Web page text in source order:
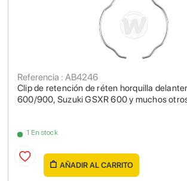
Clip de retención de réten horquilla
600/900, Suzuki GSXR 600 y muchos
Referencia : AB4246
1 En stock
AÑADIR AL CARRITO